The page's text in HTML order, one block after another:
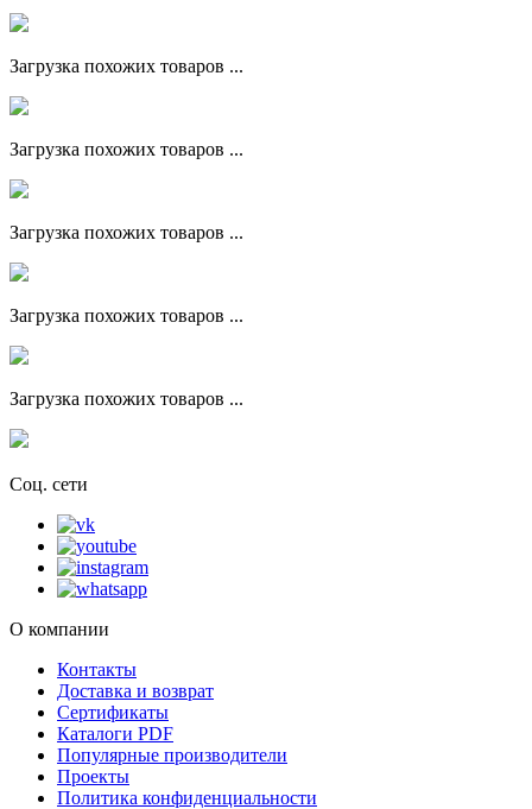
Загрузка похожих товаров ...
Загрузка похожих товаров ...
Загрузка похожих товаров ...
Загрузка похожих товаров ...
Загрузка похожих товаров ...
Соц. сети
О компании
Контакты
Доставка и возврат
Сертификаты
Каталоги PDF
Популярные производители
Проекты
Политика конфиденциальности